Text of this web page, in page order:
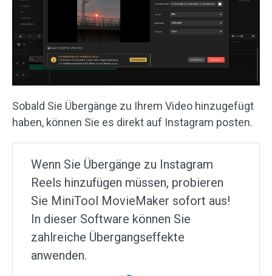
Sobald Sie Übergänge zu Ihrem Video hinzugefügt
haben, können Sie es direkt auf Instagram posten.
Wenn Sie Übergänge zu Instagram
Reels hinzufügen müssen, probieren
Sie MiniTool MovieMaker sofort aus!
In dieser Software können Sie
zahlreiche Übergangseffekte
anwenden.